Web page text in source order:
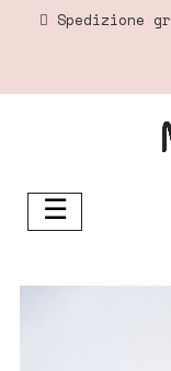
Spedizione
navigazione
Toggle
☰